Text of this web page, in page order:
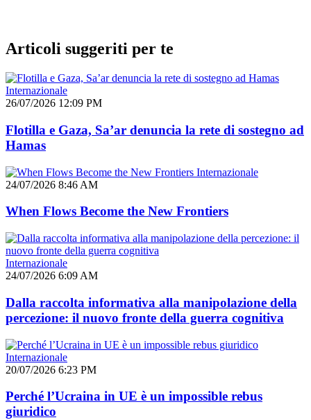
Articoli suggeriti per te
Internazionale
26/07/2026 12:09 PM
Flotilla e Gaza, Sa’ar denuncia la rete di sostegno ad
Hamas
Internazionale
24/07/2026 8:46 AM
When Flows Become the New Frontiers
Internazionale
24/07/2026 6:09 AM
Dalla raccolta informativa alla manipolazione della
percezione: il nuovo fronte della guerra cognitiva
Internazionale
20/07/2026 6:23 PM
Perché l’Ucraina in UE è un impossible rebus
giuridico